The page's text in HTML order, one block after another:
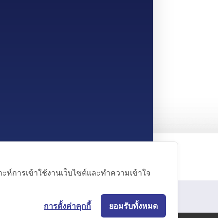
การเข้าใช้งานเว็บไซต์และทำความเข้าใจ
ยอมรับทั้งหมด
การตั้งค่าคุกกี้